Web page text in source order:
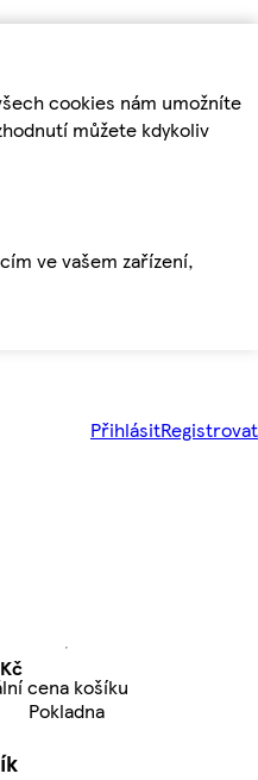
cookies nám umožníte
můžete kdykoliv
ve vašem zařízení,
PřihlásitRegistrovat
Aktuální cena košíku
cena košíku
Pokladna